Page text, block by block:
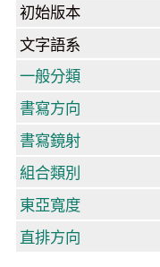
初始版本
文字語系
一般分類
書寫方向
書寫鏡射
組合類別
東亞寬度
直排方向